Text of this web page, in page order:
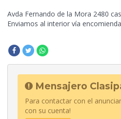
Avda Fernando de la Mora 2480
Enviamos al interior vía
Mensajero
Para contactar con el
con su cuenta!